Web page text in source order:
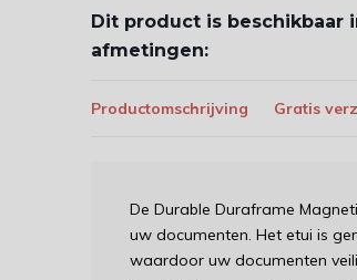
Dit product is beschikbaar
afmetingen:
Productomschrijving Gratis
De Durable Duraframe
uw documenten. Het etui is
waardoor uw documenten